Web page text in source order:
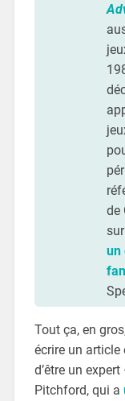
de
un
Tout ça, en
écrire un article
d’être un
Pitchford, qui a